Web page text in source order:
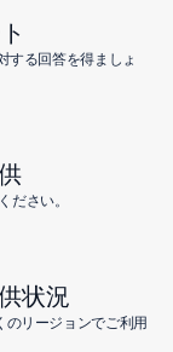
する回答を得ましょ
ださい。
状況
のリージョンでご利用